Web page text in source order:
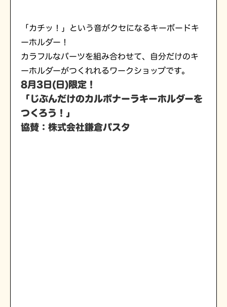
「カチッ！」という音がクセになるキーボードキ
ーホルダー！
カラフルなパーツを組み合わせて、自分だけのキ
ーホルダーがつくれれるワークショップです。
8月3日(日)限定！
「じぶんだけのカルボナーラキーホルダーを
つくろう！」
協賛：株式会社鎌倉パスタ